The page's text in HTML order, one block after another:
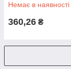
Немає в наявності
360,26 ₴